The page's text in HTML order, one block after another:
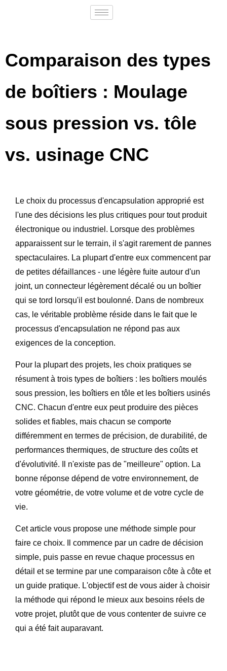
Comparaison des types
de boîtiers : Moulage
sous pression vs. tôle
vs. usinage CNC
Le choix du processus d'encapsulation approprié est
l'une des décisions les plus critiques pour tout produit
électronique ou industriel. Lorsque des problèmes
apparaissent sur le terrain, il s'agit rarement de pannes
spectaculaires. La plupart d'entre eux commencent par
de petites défaillances - une légère fuite autour d'un
joint, un connecteur légèrement décalé ou un boîtier
qui se tord lorsqu'il est boulonné. Dans de nombreux
cas, le véritable problème réside dans le fait que le
processus d'encapsulation ne répond pas aux
exigences de la conception.
Pour la plupart des projets, les choix pratiques se
résument à trois types de boîtiers : les boîtiers moulés
sous pression, les boîtiers en tôle et les boîtiers usinés
CNC. Chacun d'entre eux peut produire des pièces
solides et fiables, mais chacun se comporte
différemment en termes de précision, de durabilité, de
performances thermiques, de structure des coûts et
d'évolutivité. Il n'existe pas de "meilleure" option. La
bonne réponse dépend de votre environnement, de
votre géométrie, de votre volume et de votre cycle de
vie.
Cet article vous propose une méthode simple pour
faire ce choix. Il commence par un cadre de décision
simple, puis passe en revue chaque processus en
détail et se termine par une comparaison côte à côte et
un guide pratique. L'objectif est de vous aider à choisir
la méthode qui répond le mieux aux besoins réels de
votre projet, plutôt que de vous contenter de suivre ce
qui a été fait auparavant.